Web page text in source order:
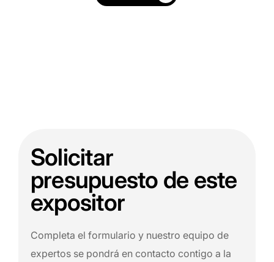
Solicitar
presupuesto de este
expositor
Completa el formulario y nuestro equipo de
expertos se pondrá en contacto contigo a la